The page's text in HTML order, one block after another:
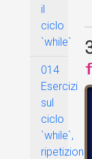
il
ciclo
`while`
014
Esercizi
sul
ciclo
`while`,
ripetizione